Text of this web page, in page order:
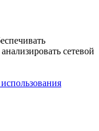
сетевой